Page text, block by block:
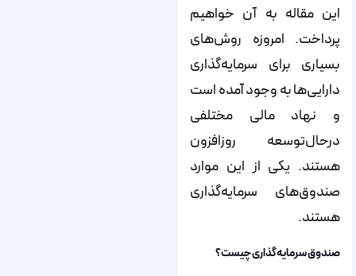
این مقاله به آن خواهیم
پرداخت. امروزه روش‌های
بسیاری برای سرمایه‌گذاری
دارایی‌ها به وجود آمده است
و نهاد مالی مختلفی
درحال‌توسعه روزافزون
هستند. یکی از این موارد
صندوق‌های سرمایه‌گذاری
هستند.
صندوق سرمایه‌گذاری چیست؟